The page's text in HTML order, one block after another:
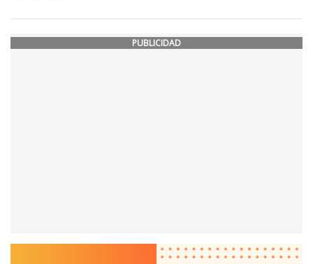
PUBLICIDAD